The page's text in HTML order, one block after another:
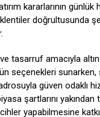
kararlarının günlük
doğrultusunda
tasarruf amacıyla
seçenekleri
güven odaklı
şartlarını
yapabilmesine